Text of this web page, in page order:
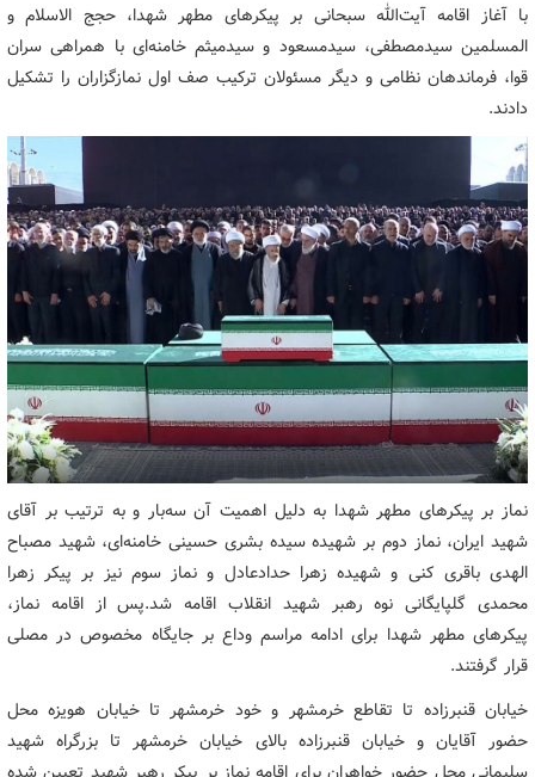
با آغاز اقامه آیت‌الله سبحانی بر پیکرهای مطهر شهدا، حجج الاسلام و
المسلمین سیدمصطفی، سیدمسعود و سیدمیثم خامنه‌ای با همراهی سران
قوا، فرماندهان نظامی و دیگر مسئولان ترکیب صف اول نمازگزاران را تشکیل
دادند.
نماز بر پیکرهای مطهر شهدا به دلیل اهمیت آن سه‌بار و به ترتیب بر آقای
شهید ایران، نماز دوم بر شهیده سیده بشری حسینی خامنه‌ای، شهید مصباح
الهدی باقری کنی و شهیده زهرا حدادعادل و نماز سوم نیز بر پیکر زهرا
محمدی گلپایگانی نوه رهبر شهید انقلاب اقامه شد.پس از اقامه نماز،
پیکرهای مطهر شهدا برای ادامه مراسم وداع بر جایگاه مخصوص در مصلی
قرار گرفتند.
خیابان قنبرزاده تا تقاطع خرمشهر و خود خرمشهر تا خیابان هویزه محل
حضور آقایان و خیابان قنبرزاده بالای خیابان خرمشهر تا بزرگراه شهید
سلیمانی محل حضور خواهران برای اقامه نماز بر پیکر رهبر شهید تعیین شده